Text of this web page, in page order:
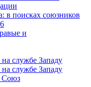
в поисках союзников
и
службе Западу
службе Западу
Союз